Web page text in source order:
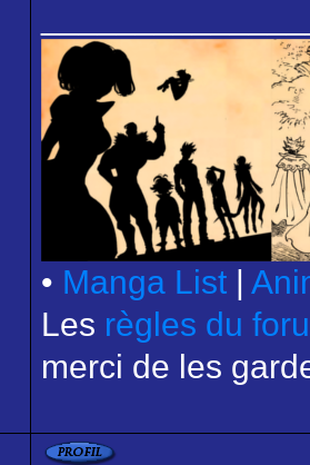
• Manga List |
Les règles du
merci de les